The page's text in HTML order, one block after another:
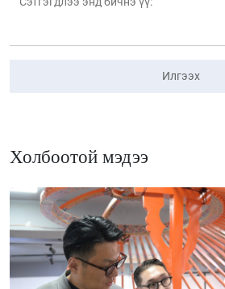
Илгээх
Холбоотой мэдээ